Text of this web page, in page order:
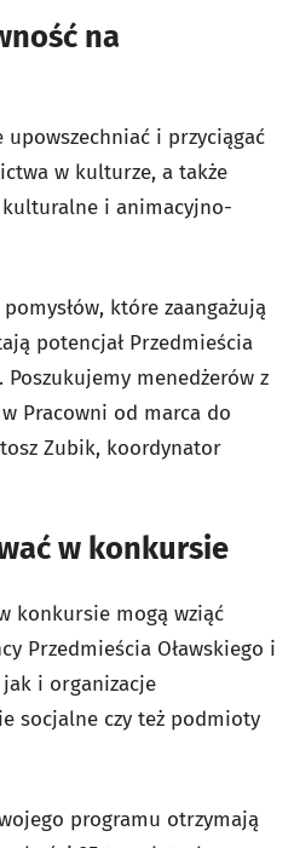
na
upowszechniać i przyciągać
w kulturze, a także
i animacyjno-
które zaangażują
potencjał Przedmieścia
Poszukujemy menedżerów z
Pracowni od marca do
Zubik, koordynator
w konkursie
konkursie mogą wziąć
Przedmieścia Oławskiego i
jak i organizacje
socjalne czy też podmioty
programu otrzymają